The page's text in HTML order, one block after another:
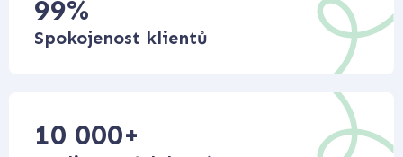
99%
Spokojenost klientů
10 000+